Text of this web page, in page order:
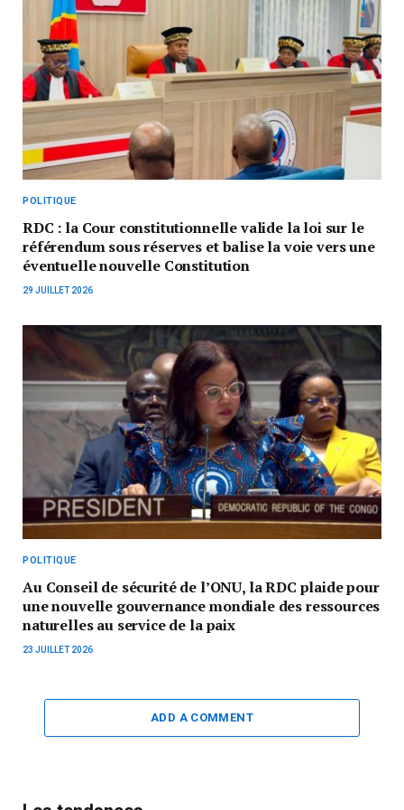
POLITIQUE
RDC : la Cour constitutionnelle valide la loi sur le
référendum sous réserves et balise la voie vers une
éventuelle nouvelle Constitution
29 JUILLET 2026
POLITIQUE
Au Conseil de sécurité de l’ONU, la RDC plaide pour
une nouvelle gouvernance mondiale des ressources
naturelles au service de la paix
23 JUILLET 2026
ADD A COMMENT